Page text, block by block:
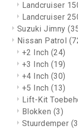
Landcruiser
Landcruiser
Suzuki Jimny
Nissan Patrol
+2 Inch (24)
+3 Inch (19)
+4 Inch (30)
+5 Inch (13)
Lift-Kit
Blokken (3)
Stuurdemper